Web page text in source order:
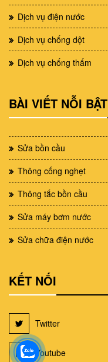
Dịch vụ điện nước
Dịch vụ chống dột
Dịch vụ chống thấm
BÀI VIẾT NỖI BẬT
Sửa bồn cầu
Thông cống nghẹt
Thông tắc bồn cầu
Sửa máy bơm nước
Sửa chữa điện nước
KẾT NỐI
Twitter
Youtube